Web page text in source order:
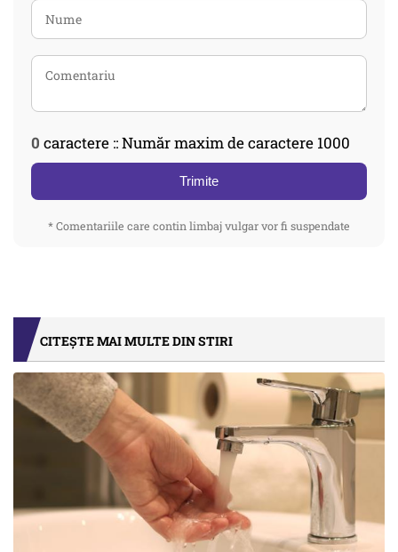
0 caractere :: Număr maxim de caractere 1000
Trimite
* Comentariile care contin limbaj vulgar vor fi suspendate
CITEȘTE MAI MULTE DIN STIRI